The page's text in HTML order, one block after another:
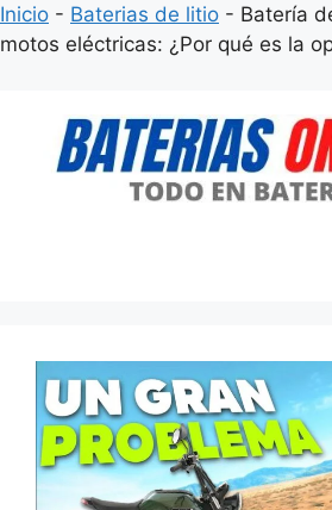
Inicio - Baterias de litio - Batería
motos eléctricas: ¿Por qué es la
contenido